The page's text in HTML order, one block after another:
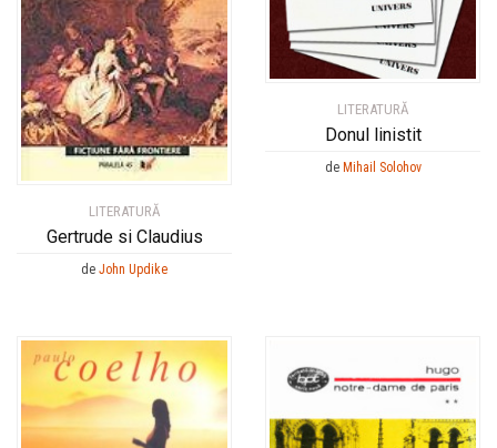
LITERATURĂ
Gertrude si Claudius
de John Updike
LITERATURĂ
Donul linistit
de Mihail Solohov